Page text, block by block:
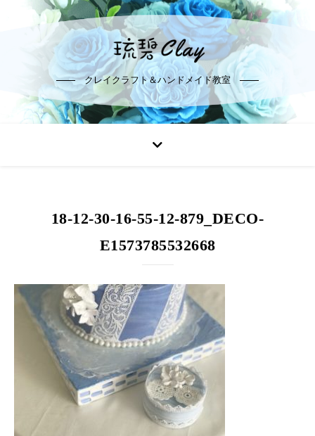
クレイクラフト＆ハンドメイド教室
18-12-30-16-55-12-879_DECO-
E1573785532668